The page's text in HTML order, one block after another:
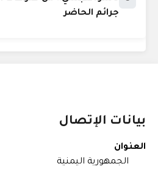
جرائم الحاضر
بيانات الإتصال
العنوان
الجمهورية اليمنية